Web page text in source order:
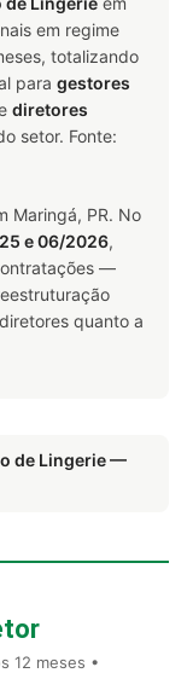
em regime
totalizando
para gestores
diretores
setor. Fonte:
Maringá, PR. No
e 06/2026,
—
quanto a
de Lingerie —
12 meses •